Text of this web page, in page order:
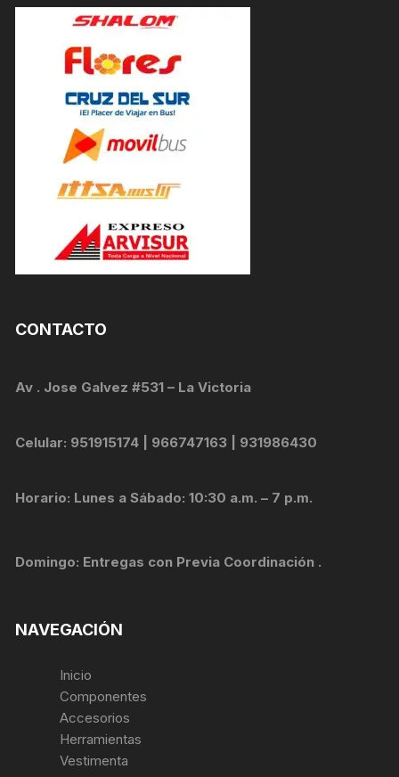
CONTACTO
Av . Jose Galvez #531 – La Victoria
Celular: 951915174 | 966747163 | 931986430
Horario: Lunes a Sábado: 10:30 a.m. – 7 p.m.
Domingo: Entregas con Previa Coordinación .
NAVEGACIÓN
Inicio
Componentes
Accesorios
Herramientas
Vestimenta